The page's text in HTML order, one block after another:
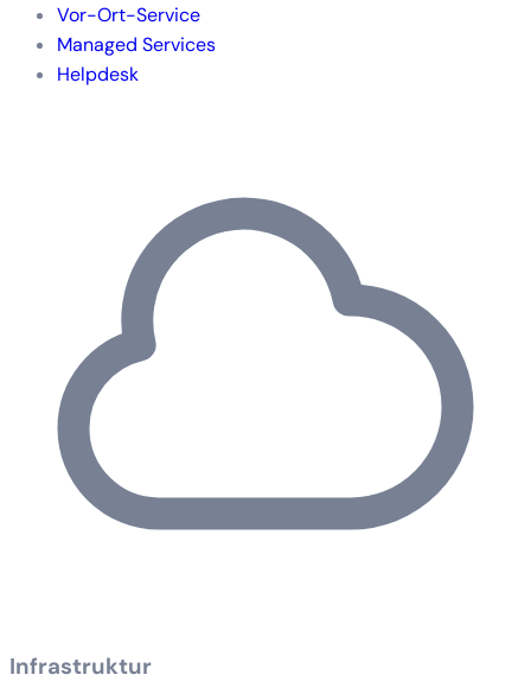
Vor-Ort-Service
Managed Services
Helpdesk
Infrastruktur